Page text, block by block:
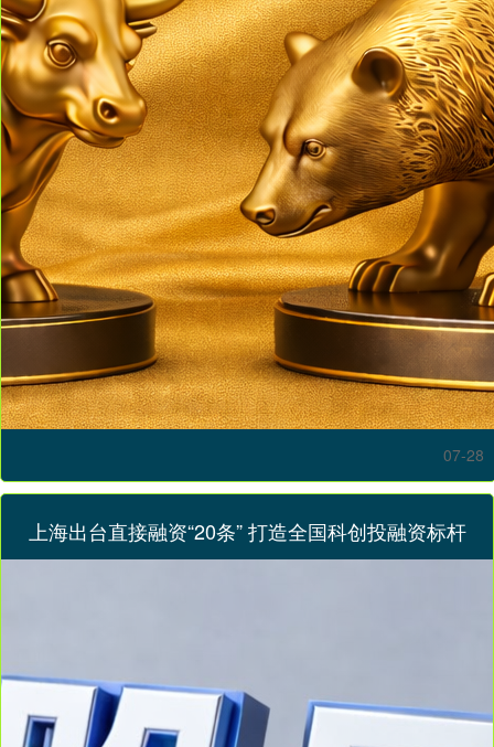
07-28
上海出台直接融资“20条” 打造全国科创投融资标杆